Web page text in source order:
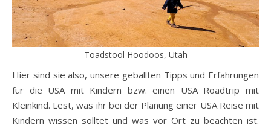
Toadstool Hoodoos, Utah
Hier sind sie also, unsere geballten Tipps und Erfahrungen
für die USA mit Kindern bzw. einen USA Roadtrip mit
Kleinkind. Lest, was ihr bei der Planung einer USA Reise mit
Kindern wissen solltet und was vor Ort zu beachten ist.